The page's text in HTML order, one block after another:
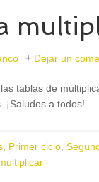
Dejar un
tablas de
¡Saludos a todos!
Primer ciclo